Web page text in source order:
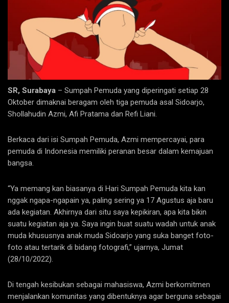
SR, Surabaya – Sumpah Pemuda yang diperingati setiap 28
Oktober dimaknai beragam oleh tiga pemuda asal Sidoarjo,
Shollahudin Azmi, Afi Pratama dan Refi Liani.
Berkaca dari isi Sumpah Pemuda, Azmi mempercayai, para
pemuda di Indonesia memiliki peranan besar dalam kemajuan
bangsa.
“Ya memang kan biasanya di Hari Sumpah Pemuda kita kan
nggak ngapa-ngapain ya, paling sering ya 17 Agustus aja baru
ada kegiatan. Akhirnya dari situ saya kepikiran, apa kita bikin
suatu kegiatan aja ya. Saya ingin buat suatu wadah untuk anak
muda khususnya anak muda Sidoarjo yang suka banget foto-
foto atau tertarik di bidang fotografi,” ujarnya, Jumat
(28/10/2022).
Di tengah kesibukan sebagai mahasiswa, Azmi berkomitmen
menjalankan komunitas yang dibentuknya agar berguna sebagai